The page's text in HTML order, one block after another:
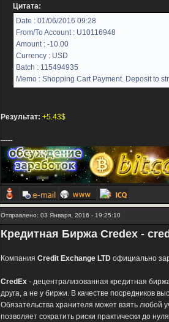
Цитата:
Date : 01/06/2016 09:28
From/To Account : U10116948
Amount : -10.00
Currency : USD
Batch : 115494935
Memo : Shopping Cart Payment. Deposit to
Результат: +5.43$
-----
Отправлено: 03 Января, 2016 - 19:25:10
Кредитная Биржа Credex -
Компания Сredit Exchange LTD официально
CredEx - децентрализованная кредитная
друга, а не у биржи. В качестве посредников
Обязательства хранителя может взять любой
позволяет сократить риски практически до